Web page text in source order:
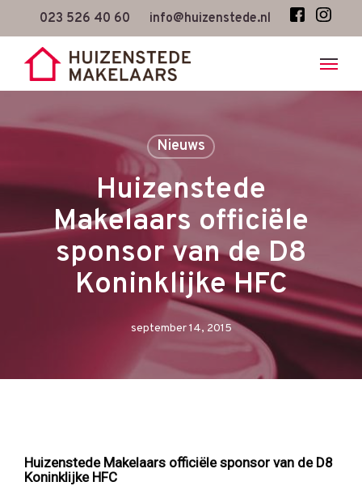
content
023 526 40 60 info@huizenstede.nl
Nieuws
Huizenstede
Makelaars officiële
sponsor van de D8
Koninklijke HFC
september 14, 2015
Huizenstede Makelaars officiële sponsor van de D8
Koninklijke HFC